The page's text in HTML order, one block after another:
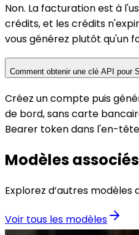
Non. La facturation est à
crédits, et les crédits
vous générez plutôt qu'un
Comment obtenir une clé API pour
Créez un compte puis
de bord, sans carte
Bearer token dans l'en-
Modèles associés
Explorez d’autres
Voir tous les modèles